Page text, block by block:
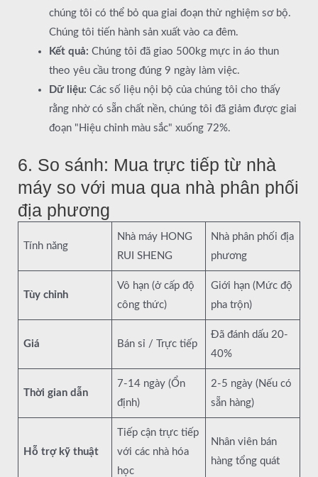
chúng tôi có thể bỏ qua giai đoạn thử nghiệm sơ bộ.
Chúng tôi tiến hành sản xuất vào ca đêm.
Kết quả: Chúng tôi đã giao 500kg mực in áo thun
theo yêu cầu trong đúng 9 ngày làm việc.
Dữ liệu: Các số liệu nội bộ của chúng tôi cho thấy
rằng nhờ có sẵn chất nền, chúng tôi đã giảm được giai
đoạn "Hiệu chỉnh màu sắc" xuống 72%.
6. So sánh: Mua trực tiếp từ nhà
máy so với mua qua nhà phân phối
địa phương
Tính năng
Nhà máy HONG
RUI SHENG
Nhà phân phối địa
phương
Tùy chỉnh
Vô hạn (ở cấp độ
công thức)
Giới hạn (Mức độ
pha trộn)
Giá Bán sỉ / Trực tiếp
Đã đánh dấu 20-
40%
Thời gian dẫn
7-14 ngày (Ổn
định)
2-5 ngày (Nếu có
sẵn hàng)
Hỗ trợ kỹ thuật
Tiếp cận trực tiếp
với các nhà hóa
học
Nhân viên bán
hàng tổng quát